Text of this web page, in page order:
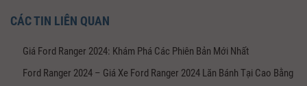
CÁC TIN LIÊN QUAN
Giá Ford Ranger 2024: Khám Phá Các Phiên Bản Mới Nhất
Ford Ranger 2024 – Giá Xe Ford Ranger 2024 Lăn Bánh Tại Cao Bằng